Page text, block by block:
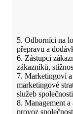
5. Odborníci na
přepravu a
6. Zástupci
zákazníků,
7. Marketingoví
marketingové
služeb
8. Management
provoz